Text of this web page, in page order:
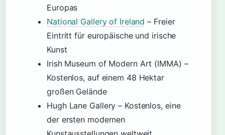
Europas
National Gallery of Ireland – Freier
Eintritt für europäische und irische
Kunst
Irish Museum of Modern Art (IMMA) –
Kostenlos, auf einem 48 Hektar
großen Gelände
Hugh Lane Gallery – Kostenlos, eine
der ersten modernen